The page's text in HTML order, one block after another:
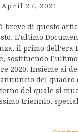
April 27, 2021
breve di questo
L’ultimo
il primo dell’era
sostituendo l’ultimo
2020. Insieme ai
del quadro
del quale si
triennio,